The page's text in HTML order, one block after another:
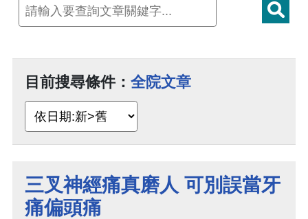
目前搜尋條件： 全院文章
三叉神經痛真磨人 可別誤當牙
痛偏頭痛